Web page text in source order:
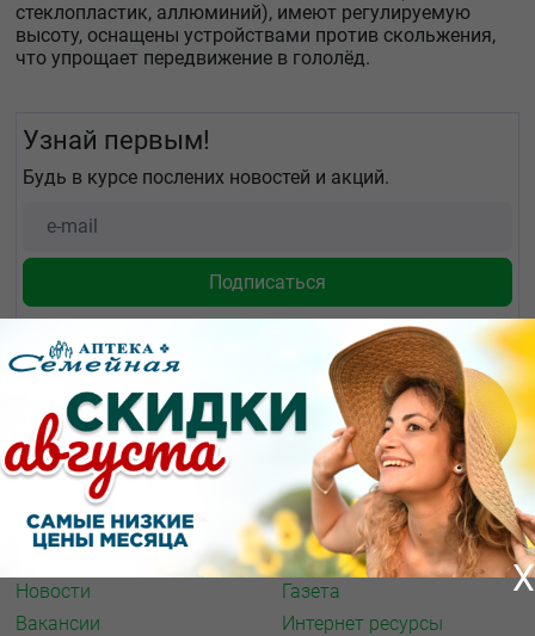
стеклопластик, аллюминий), имеют регулируемую
высоту, оснащены устройствами против скольжения,
что упрощает передвижение в гололёд.
Узнай первым!
Будь в курсе послених новостей и акций.
X
О КОМПАНИИ
Акции
Новости
Вакансии
ИНФОРМАЦИЯ
Аптечная справка
Адреса аптек
Спорт и фитнес
Газета
Интернет ресурсы